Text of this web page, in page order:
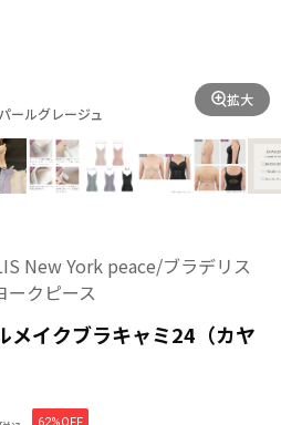
ールグレージュ
拡大
New York peace/ブラデリス
ークピース
メイクブラキャミ24（カヤ
62%OFF